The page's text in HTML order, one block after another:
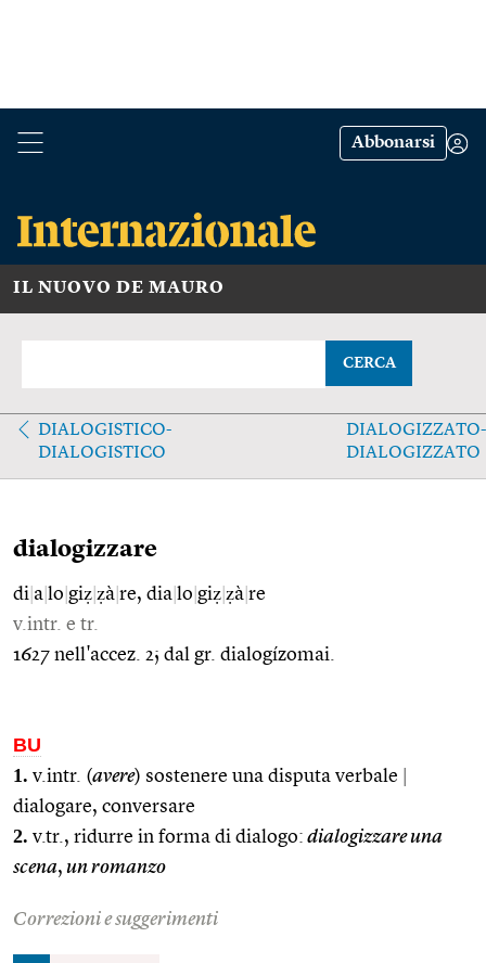
Abbonarsi
IL NUOVO DE MAURO
CERCA
DIALOGISTICO-
DIALOGISTICO
DIALOGIZZATO-
DIALOGIZZATO
dialogizzare
di a lo giẓ ẓà re, dia lo giẓ ẓà re
v.intr. e tr.
1627 nell'accez. 2; dal gr. dialogízomai.
BU
1. v.intr. (avere) sostenere una disputa verbale
dialogare, conversare
2. v.tr., ridurre in forma di dialogo: dialogizzare una
scena, un romanzo
Correzioni e suggerimenti